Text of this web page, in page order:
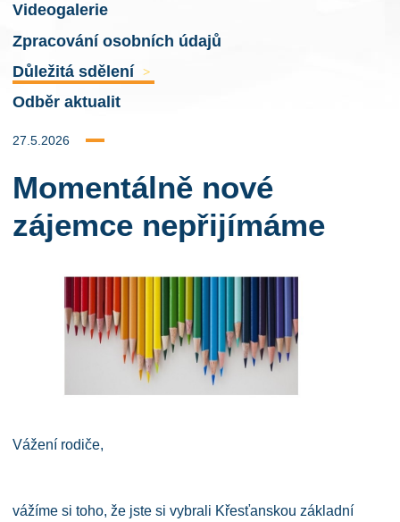
Videogalerie
Zpracování osobních údajů
Důležitá sdělení
>
Odběr aktualit
27.5.2026
Momentálně nové
zájemce nepřijímáme
Vážení rodiče,
vážíme si toho, že jste si vybrali Křesťanskou základní